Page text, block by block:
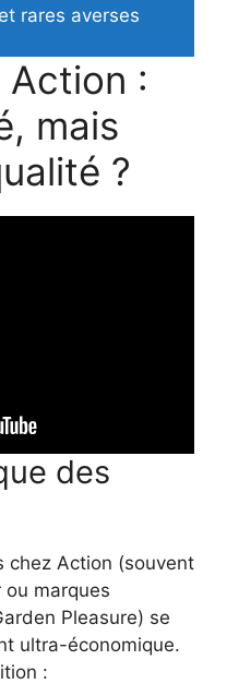
rares averses
Action :
mais
?
des
chez Action (souvent
marques
Pleasure) se
ultra-économique.
: